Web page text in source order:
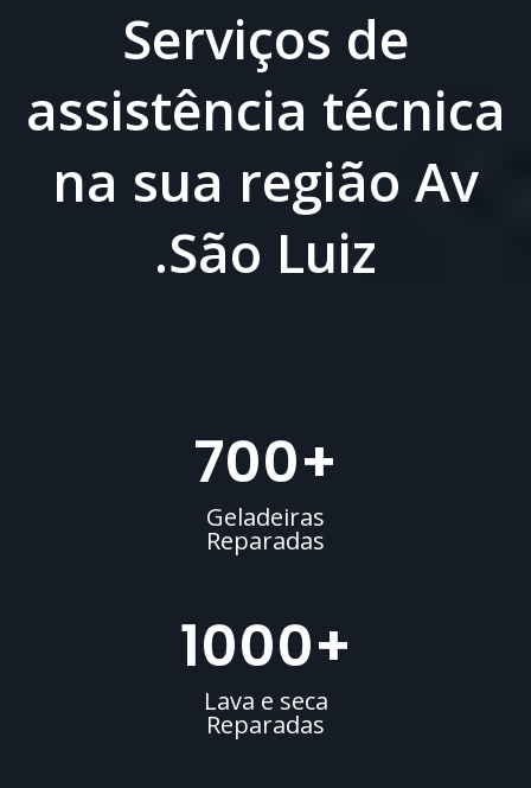
Serviços de
assistência técnica
na sua região Av
.São Luiz
700+
Geladeiras
Reparadas
1000+
Lava e seca
Reparadas